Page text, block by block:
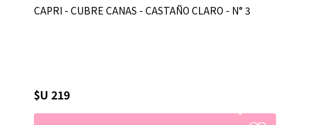
CAPRI - CUBRE CANAS - CASTAÑO CLARO - N° 3
$U 219